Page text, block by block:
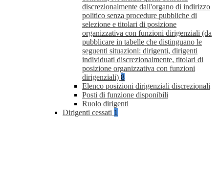
discrezionalmente dall'organo di indirizzo
politico senza procedure pubbliche di
selezione e titolari di posizione
organizzativa con funzioni dirigenziali (da
pubblicare in tabelle che distinguano le
seguenti situazioni: dirigenti, dirigenti
individuati discrezionalmente, titolari di
posizione organizzativa con funzioni
dirigenziali) 8
Elenco posizioni dirigenziali discrezionali
Posti di funzione disponibili
Ruolo dirigenti
Dirigenti cessati 1